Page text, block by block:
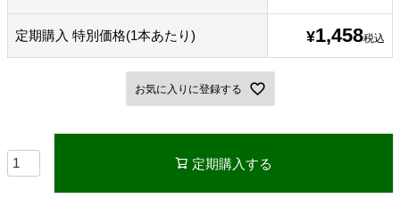
定期購入 特別価格(1本あたり) ¥1,458税込
お気に入りに登録する
定期購入する